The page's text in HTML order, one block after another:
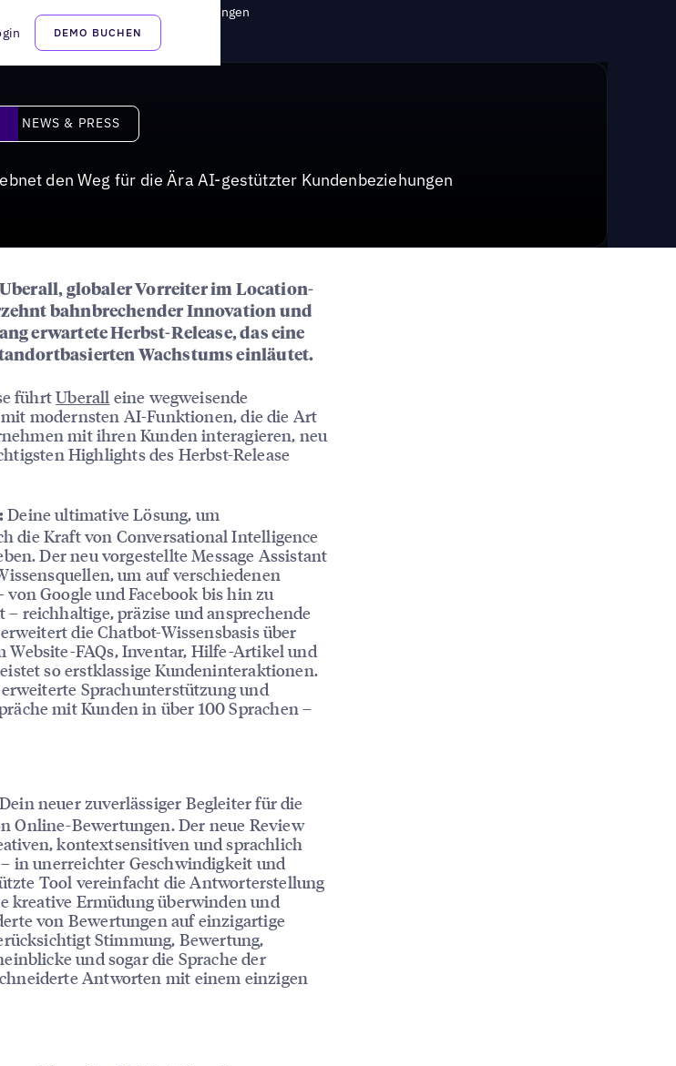
DEMO BUCHEN
Ära AI-gestützter Kundenbeziehungen
News & Press
NEWS & PRESS
den Weg für die Ära AI-gestützter Kundenbeziehungen
Uberall, globaler Vorreiter im Location-
bahnbrechender Innovation und
erwartete Herbst-Release, das eine
Wachstums einläutet.
führtUberall eine wegweisende
modernsten AI-Funktionen, die die Art
mit ihren Kunden interagieren, neu
Highlights des Herbst-Release
Deine ultimative Lösung, um
die Kraft von Conversational Intelligence
Der neu vorgestellte Message Assistant
um auf verschiedenen
Google und Facebook bis hin zu
reichhaltige, präzise und ansprechende
die Chatbot-Wissensbasis über
Website-FAQs, Inventar, Hilfe-Artikel und
so erstklassige Kundeninteraktionen.
Sprachunterstützung und
mit Kunden in über 100 Sprachen –
neuer zuverlässiger Begleiter für die
Online-Bewertungen. Der neue Review
kontextsensitiven und sprachlich
in unerreichter Geschwindigkeit und
Tool vereinfacht die Antworterstellung
kreative Ermüdung überwinden und
von Bewertungen auf einzigartige
Stimmung, Bewertung,
und sogar die Sprache der
Antworten mit einem einzigen